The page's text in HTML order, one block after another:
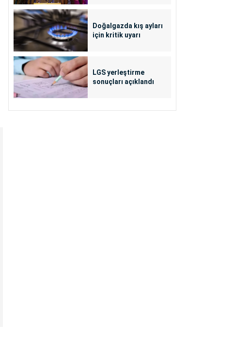
Doğalgazda kış ayları
için kritik uyarı
LGS yerleştirme
sonuçları açıklandı